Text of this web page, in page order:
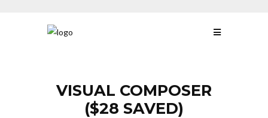
VISUAL COMPOSER
($28 SAVED)